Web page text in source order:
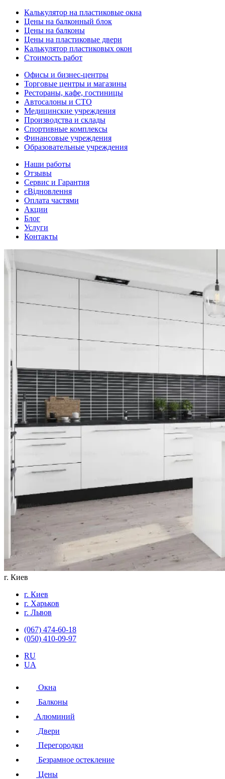
Калькулятор на пластиковые окна
Цены на балконный блок
Цены на балконы
Цены на пластиковые двери
Калькулятор пластиковых окон
Стоимость работ
Офисы и бизнес-центры
Торговые центры и магазины
Рестораны, кафе, гостиницы
Автосалоны и СТО
Медицинские учреждения
Производства и склады
Спортивные комплексы
Финансовые учреждения
Образовательные учреждения
Наши работы
Отзывы
Сервис и Гарантия
єВідновлення
Оплата частями
Акции
Блог
Услуги
Контакты
г. Киев
г. Киев
г. Харьков
г. Львов
(067) 474-60-18
(050) 410-09-97
RU
UA
Окна
Балконы
Алюминий
Двери
Перегородки
Безрамное остекление
Цены